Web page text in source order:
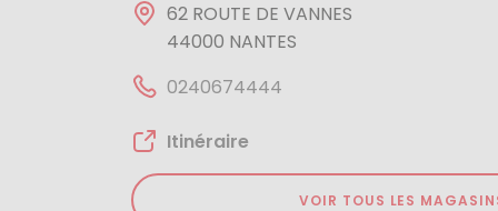
62 ROUTE DE VANNES
44000 NANTES
0240674444
Itinéraire
VOIR TOUS LES